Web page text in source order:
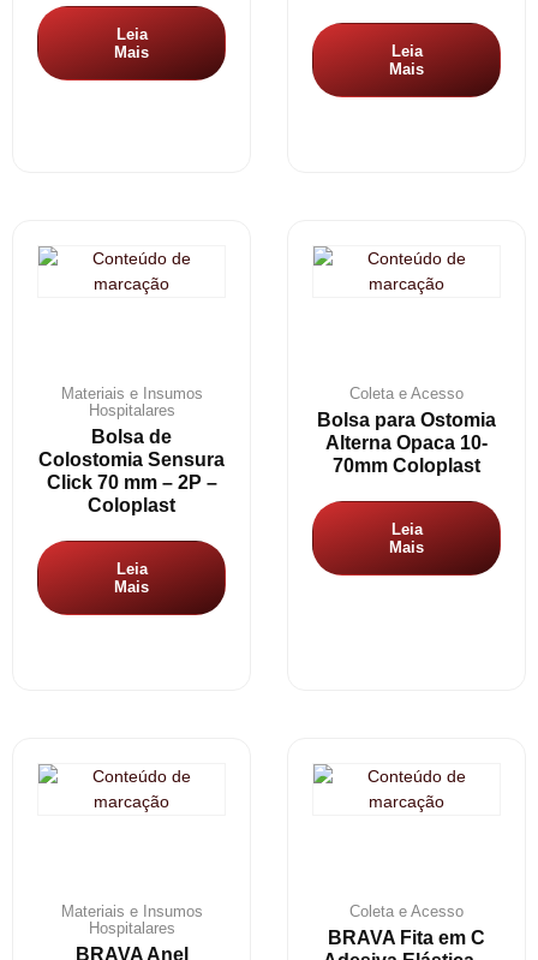
Leia
Mais
Leia
Mais
Materiais e Insumos
Hospitalares
Bolsa de
Colostomia Sensura
Click 70 mm – 2P –
Coloplast
Leia
Mais
Coleta e Acesso
Bolsa para Ostomia
Alterna Opaca 10-
70mm Coloplast
Leia
Mais
Materiais e Insumos
Hospitalares
BRAVA Anel
Coleta e Acesso
BRAVA Fita em C